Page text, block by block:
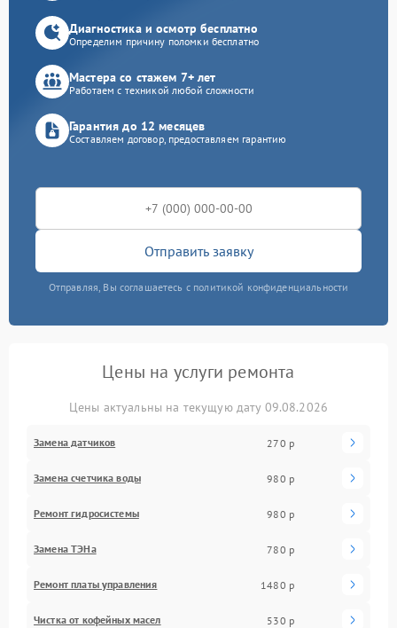
Диагностика и осмотр бесплатно
Определим причину поломки бесплатно
Мастера со стажем 7+ лет
Работаем с техникой любой сложности
Гарантия до 12 месяцев
Составляем договор, предоставляем гарантию
Отправить заявку
Отправляя, Вы соглашаетесь с политикой конфиденциальности
Цены на услуги ремонта
Цены актуальны на текущую дату 09.08.2026
Замена датчиков 270 р
Замена счетчика воды 980 р
Ремонт гидросистемы 980 р
Замена ТЭНа 780 р
Ремонт платы управления 1480 р
Чистка от кофейных масел 530 р